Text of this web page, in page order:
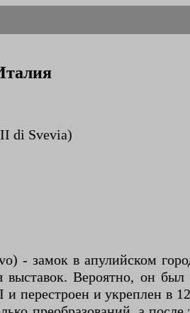
di Svevia)
- замок в апулийском
выставок. Вероятно, он
перестроен и укреплен